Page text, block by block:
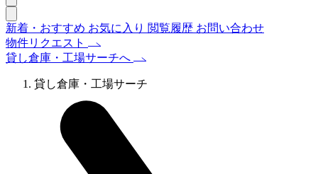
新着・おすすめ お気に入り 閲覧履歴 お問い合わせ
物件リクエスト
貸し倉庫・工場サーチへ
貸し倉庫・工場サーチ